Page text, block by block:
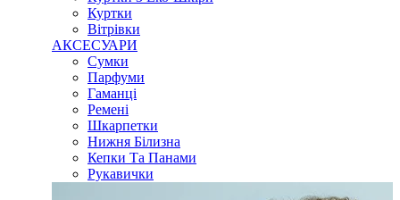
Куртки
Вітрівки
АКСЕСУАРИ
Сумки
Парфуми
Гаманці
Ремені
Шкарпетки
Нижня Білизна
Кепки Та Панами
Рукавички